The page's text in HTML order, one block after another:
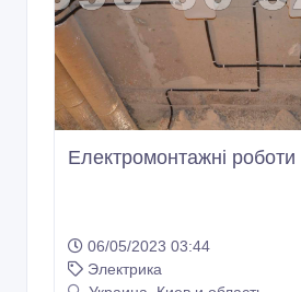
Електромонтажні роботи
Электрика